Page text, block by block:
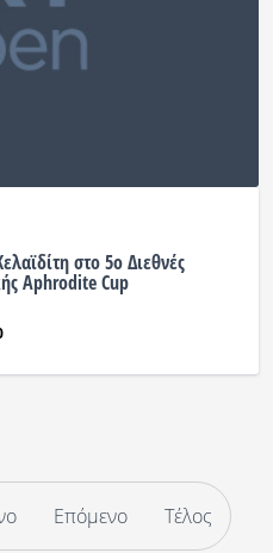
στο 5ο Διεθνές
Aphrodite Cup
Επόμενο Τέλος